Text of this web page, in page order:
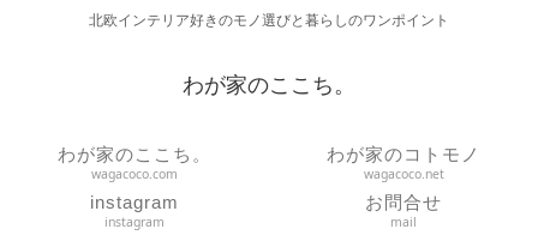
北欧インテリア好きのモノ選びと暮らしのワンポイント
わが家のここち。
わが家のここち。
wagacoco.com
わが家のコトモノ
wagacoco.net
instagram
instagram
お問合せ
mail